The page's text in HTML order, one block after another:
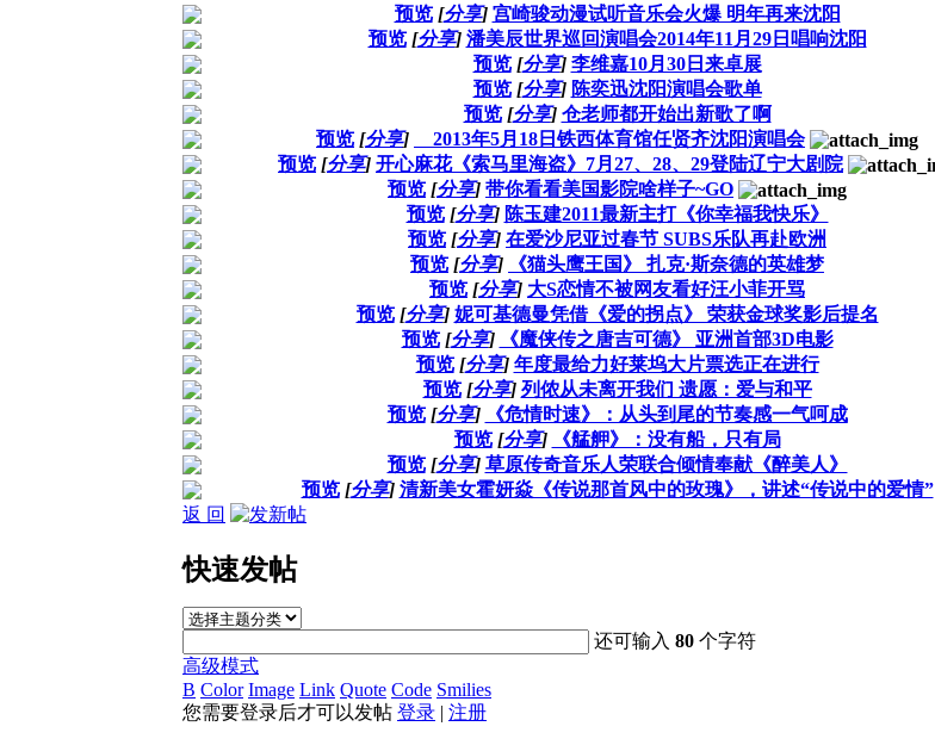
预览 [分享] 宫崎骏动漫试听音乐会火爆 明年再来沈阳
预览 [分享] 潘美辰世界巡回演唱会2014年11月29日唱响沈阳
预览 [分享] 李维嘉10月30日来卓展
预览 [分享] 陈奕迅沈阳演唱会歌单
预览 [分享] 仓老师都开始出新歌了啊
预览 [分享] 2013年5月18日铁西体育馆任贤齐沈阳演唱会
预览 [分享] 开心麻花《索马里海盗》7月27、28、29登陆辽宁大剧院
预览 [分享] 带你看看美国影院啥样子~GO
预览 [分享] 陈玉建2011最新主打《你幸福我快乐》
预览 [分享] 在爱沙尼亚过春节 SUBS乐队再赴欧洲
预览 [分享] 《猫头鹰王国》 扎克·斯奈德的英雄梦
预览 [分享] 大S恋情不被网友看好汪小菲开骂
预览 [分享] 妮可基德曼凭借《爱的拐点》 荣获金球奖影后提名
预览 [分享] 《魔侠传之唐吉可德》 亚洲首部3D电影
预览 [分享] 年度最给力好莱坞大片票选正在进行
预览 [分享] 列侬从未离开我们 遗愿：爱与和平
预览 [分享] 《危情时速》：从头到尾的节奏感一气呵成
预览 [分享] 《艋舺》：没有船，只有局
预览 [分享] 草原传奇音乐人荣联合倾情奉献《醉美人》
预览 [分享] 清新美女霍妍焱《传说那首风中的玫瑰》，讲述“传说中的爱情”
返 回
快速发帖
还可输入80 个字符
高级模式
B Color Image Link Quote Code Smilies
您需要登录后才可以发帖 登录 | 注册